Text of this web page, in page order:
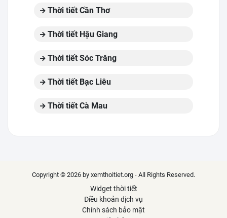
Thời tiết Cần Thơ
Thời tiết Hậu Giang
Thời tiết Sóc Trăng
Thời tiết Bạc Liêu
Thời tiết Cà Mau
Copyright © 2026 by xemthoitiet.org - All Rights Reserved.
Widget thời tiết
Điều khoản dịch vụ
Chính sách bảo mật